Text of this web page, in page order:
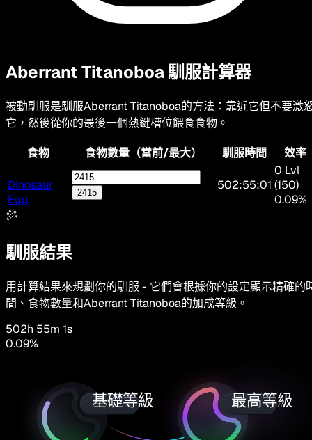
Aberrant Titanoboa馴服計算器
被動馴服是馴服Aberrant Titanoboa的方法：靠近它但不要激
它，然後從你的最後一個熱鍵槽位餵食食物。
食物 食物數量（當前/最大） 馴服時間 效率
Dinosaur
Egg
2415
502:55:01
0 Lvl
(150)
0.09%
馴服結果
用計算結果來規劃你的馴服 - 它們會根據你的設定顯示精確的
間、食物數量和Aberrant Titanoboa的加成等級。
502h 55m 1s
0.09%
基礎等級 最高等級